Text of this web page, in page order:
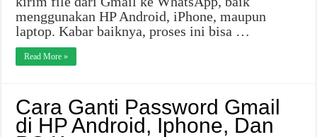
menggunakan HP Android, iPhone, maupun
laptop. Kabar baiknya, proses ini bisa …
Read More »
Cara Ganti Password Gmail
di HP Android, Iphone, Dan